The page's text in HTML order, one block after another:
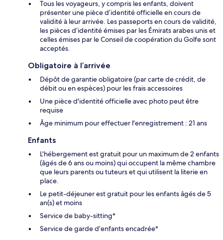
Tous les voyageurs, y compris les enfants, doivent
présenter une pièce d’identité officielle en cours de
validité à leur arrivée. Les passeports en cours de validité,
les pièces d’identité émises par les Émirats arabes unis et
celles émises par le Conseil de coopération du Golfe sont
acceptés.
Obligatoire à l’arrivée
Dépôt de garantie obligatoire (par carte de crédit, de
débit ou en espèces) pour les frais accessoires
Une pièce d'identité officielle avec photo peut être
requise
Âge minimum pour effectuer l'enregistrement : 21 ans
Enfants
L'hébergement est gratuit pour un maximum de 2 enfants
(âgés de 6 ans ou moins) qui occupent la même chambre
que leurs parents ou tuteurs et qui utilisent la literie en
place.
Le petit-déjeuner est gratuit pour les enfants âgés de 5
an(s) et moins
Service de baby-sitting*
Service de garde d’enfants encadrée*